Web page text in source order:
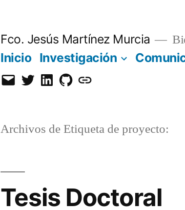
Fco. Jesús Martínez Murcia
Inicio Investigación
EmailTwitterLinkedInGitHub
Orcid
Archivos de Etiqueta de proyecto:
Tesis Doctoral